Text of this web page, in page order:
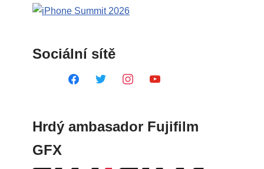
Sociální sítě
Hrdý ambasador Fujifilm
GFX